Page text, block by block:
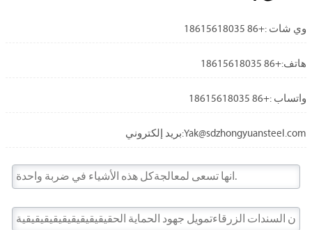
وي شات :+86 18615618035
هاتف:+86 18615618035
واتساب :+86 18615618035
بريد إلكتروني:Yak@sdzhongyuansteel.com